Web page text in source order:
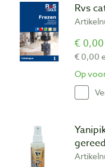
Rvs
€
€ 0,00
Op